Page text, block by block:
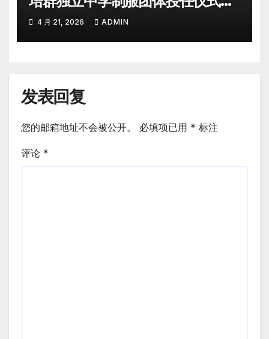
满举行
4 月 21, 2026 ADMIN
发表回复
您的邮箱地址不会被公开。 必填项已用 * 标注
评论 *